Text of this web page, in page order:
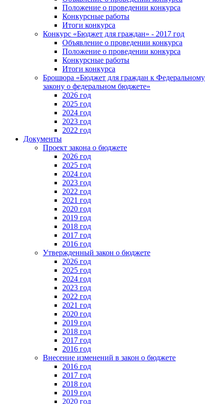
Положение о проведении конкурса
Конкурсные работы
Итоги конкурса
Конкурс «Бюджет для граждан» - 2017 год
Объявление о проведении конкурса
Положение о проведении конкурса
Конкурсные работы
Итоги конкурса
Брошюра «Бюджет для граждан к Федеральному
закону о федеральном бюджете»
2026 год
2025 год
2024 год
2023 год
2022 год
Документы
Проект закона о бюджете
2026 год
2025 год
2024 год
2023 год
2022 год
2021 год
2020 год
2019 год
2018 год
2017 год
2016 год
Утвержденный закон о бюджете
2026 год
2025 год
2024 год
2023 год
2022 год
2021 год
2020 год
2019 год
2018 год
2017 год
2016 год
Внесение изменений в закон о бюджете
2016 год
2017 год
2018 год
2019 год
2020 год